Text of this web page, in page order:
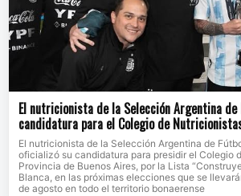
El nutricionista de la Selección Argentina de
candidatura para el Colegio de
El nutricionista de la Selección Argentina de
oficializó su candidatura para presidir el Colegio
Provincia de Buenos Aires, por la Lista
Blanca, en las próximas elecciones que se
de agosto en todo el territorio bonaerense